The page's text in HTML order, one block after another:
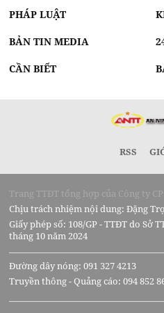
PHÁP LUẬT
BẢN TIN MEDIA
CẦN BIẾT
RSS
Trang TTĐT tổng hợp của Công ty
Chịu trách nhiệm nội dung: Đặng
Giấy phép số: 108/GP - TTĐT do Sở
tháng 10 năm 2024
Đường dây nóng: 091 327 4213
Truyền thông - Quảng cáo: 094 852